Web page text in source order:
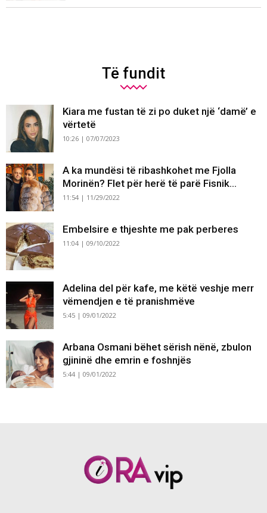
Të fundit
Kiara me fustan të zi po duket një ‘damë’ e
vërtetë
10:26 | 07/07/2023
A ka mundësi të ribashkohet me Fjolla
Morinën? Flet për herë të parë Fisnik...
11:54 | 11/29/2022
Embelsire e thjeshte me pak perberes
11:04 | 09/10/2022
Adelina del për kafe, me këtë veshje merr
vëmendjen e të pranishmëve
5:45 | 09/01/2022
Arbana Osmani bëhet sërish nënë, zbulon
gjininë dhe emrin e foshnjës
5:44 | 09/01/2022